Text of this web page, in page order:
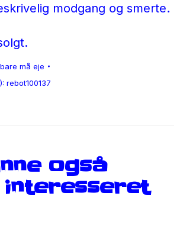
modgang og smerte.
må eje
rebot100137
også